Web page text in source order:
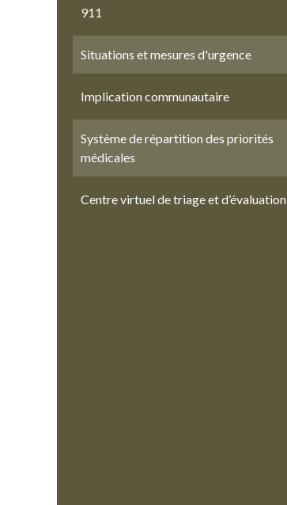
911
Situations et mesures d'urgence
Implication communautaire
Système de répartition des priorités
médicales
Centre virtuel de triage et d’évaluation